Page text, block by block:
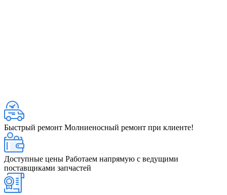
Быстрый ремонт Молниеносный ремонт при клиенте!
Доступные цены Работаем напрямую с ведущими
поставщиками запчастей